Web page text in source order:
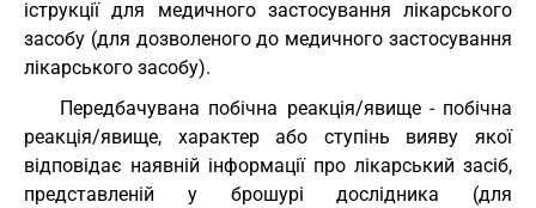
іструкції для медичного застосування лікарського
засобу (для дозволеного до медичного застосування
лікарського засобу).
Передбачувана побічна реакція/явище - побічна
реакція/явище, характер або ступінь вияву якої
відповідає наявній інформації про лікарський засіб,
представленій у брошурі дослідника (для